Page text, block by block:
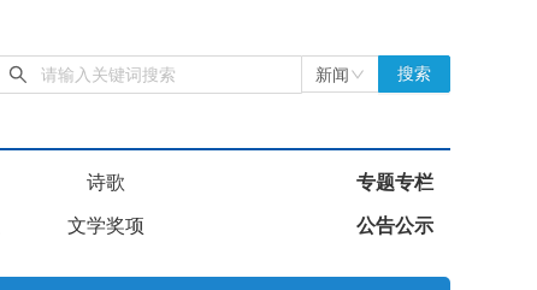
新闻 搜索
诗歌 专题专栏
文学奖项 公告公示